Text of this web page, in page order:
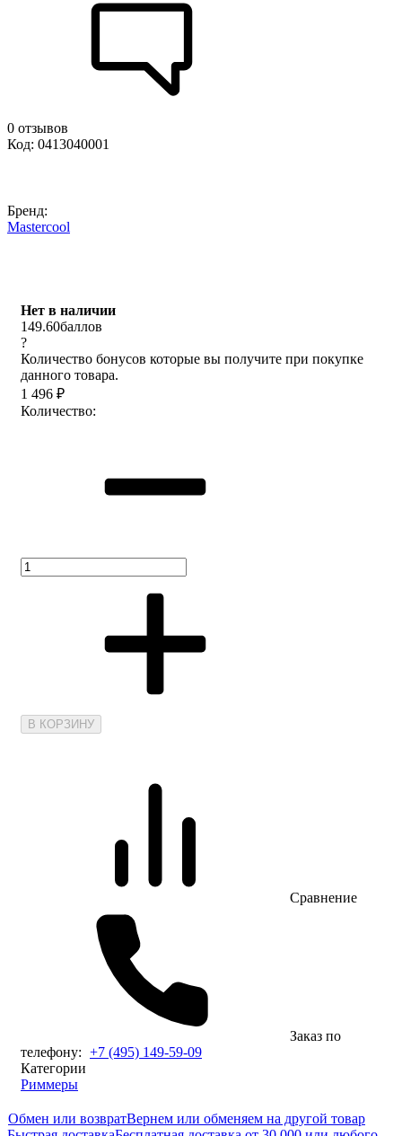
0 отзывов
Код: 0413040001
Бренд:
Mastercool
Нет в наличии
149.60баллов
?
Количество бонусов которые вы получите при покупке
данного товара.
1 496 ₽
Количество:
В КОРЗИНУ
Сравнение
Заказ по
телефону: +7 (495) 149-59-09
Категории
Риммеры
Обмен или возвратВернем или обменяем на другой товар